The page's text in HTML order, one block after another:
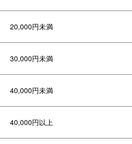
20,000円未満
30,000円未満
40,000円未満
40,000円以上